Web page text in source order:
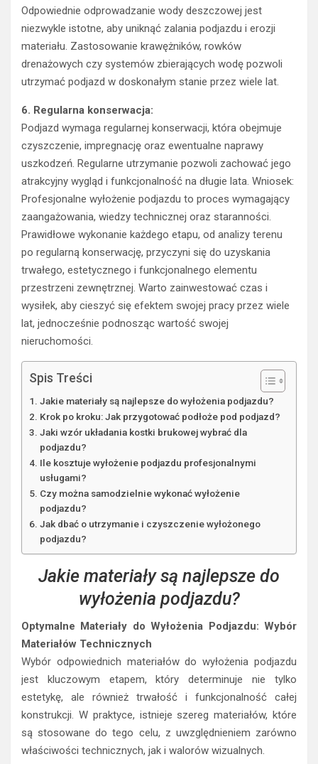
Odpowiednie odprowadzanie wody deszczowej jest
niezwykle istotne, aby uniknąć zalania podjazdu i erozji
materiału. Zastosowanie krawężników, rowków
drenażowych czy systemów zbierających wodę pozwoli
utrzymać podjazd w doskonałym stanie przez wiele lat.
6. Regularna konserwacja:
Podjazd wymaga regularnej konserwacji, która obejmuje
czyszczenie, impregnację oraz ewentualne naprawy
uszkodzeń. Regularne utrzymanie pozwoli zachować jego
atrakcyjny wygląd i funkcjonalność na długie lata. Wniosek:
Profesjonalne wyłożenie podjazdu to proces wymagający
zaangażowania, wiedzy technicznej oraz staranności.
Prawidłowe wykonanie każdego etapu, od analizy terenu
po regularną konserwację, przyczyni się do uzyskania
trwałego, estetycznego i funkcjonalnego elementu
przestrzeni zewnętrznej. Warto zainwestować czas i
wysiłek, aby cieszyć się efektem swojej pracy przez wiele
lat, jednocześnie podnosząc wartość swojej
nieruchomości.
Spis Treści
Jakie materiały są najlepsze do wyłożenia podjazdu?
Krok po kroku: Jak przygotować podłoże pod podjazd?
Jaki wzór układania kostki brukowej wybrać dla
podjazdu?
Ile kosztuje wyłożenie podjazdu profesjonalnymi
usługami?
Czy można samodzielnie wykonać wyłożenie
podjazdu?
Jak dbać o utrzymanie i czyszczenie wyłożonego
podjazdu?
Jakie materiały są najlepsze do
wyłożenia podjazdu?
Optymalne Materiały do Wyłożenia Podjazdu: Wybór
Materiałów Technicznych
Wybór odpowiednich materiałów do wyłożenia podjazdu
jest kluczowym etapem, który determinuje nie tylko
estetykę, ale również trwałość i funkcjonalność całej
konstrukcji. W praktyce, istnieje szereg materiałów, które
są stosowane do tego celu, z uwzględnieniem zarówno
właściwości technicznych, jak i walorów wizualnych.